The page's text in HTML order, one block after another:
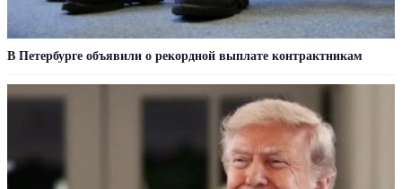
В Петербурге объявили о рекордной выплате контрактникам